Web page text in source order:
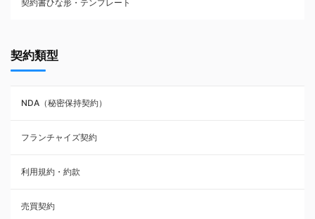
契約書ひな形・テンプレート
NDA（秘密保持契約）
業務委託契約
利用規約・約款
覚書・合意書・同意書
承諾書
契約類型
NDA（秘密保持契約）
フランチャイズ契約
利用規約・約款
売買契約